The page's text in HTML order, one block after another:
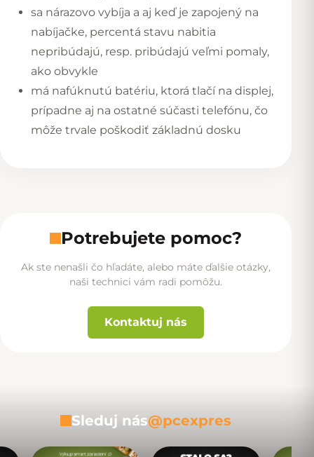
sa nárazovo vybíja a aj keď je zapojený na
nabíjačke, percentá stavu nabitia
nepribúdajú, resp. pribúdajú veľmi pomaly,
ako obvykle
má nafúknutú batériu, ktorá tlačí na displej,
prípadne aj na ostatné súčasti telefónu, čo
môže trvale poškodiť základnú dosku
Potrebujete pomoc?
Ak ste nenašli čo hľadáte, alebo máte ďalšie otázky,
naši technici vám radi pomôžu.
Kontaktuj nás
Sleduj nás@pcexpres